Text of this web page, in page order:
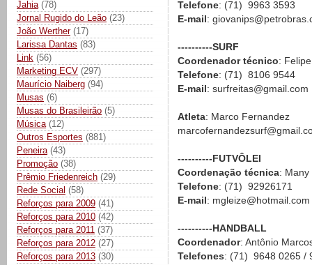
Jahia (78)
Jornal Rugido do Leão (23)
João Werther (17)
Larissa Dantas (83)
Link (56)
Marketing ECV (297)
Maurício Naiberg (94)
Musas (6)
Musas do Brasileirão (5)
Música (12)
Outros Esportes (881)
Peneira (43)
Promoção (38)
Prêmio Friedenreich (29)
Rede Social (58)
Reforços para 2009 (41)
Reforços para 2010 (42)
Reforços para 2011 (37)
Reforços para 2012 (27)
Reforços para 2013 (30)
Telefone: (71) 9963 3593
E-mail:
----------SURF
Coordenador técnico:
Telefone: (71) 8106 9544
E-mail: surfreitas@gmail.com
Atleta: Marco Fernandez
----------FUTVÔLEI
Coordenação técnica: Many
Telefone: (71) 92926171
E-mail: mgleize@hotmail.com
----------HANDBALL
Coordenador: Antônio
Telefones: (71) 9648 0265 /